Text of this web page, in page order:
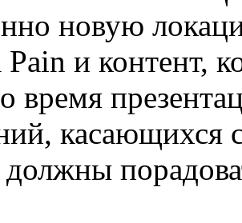
новую
и контент,
время
касающихся